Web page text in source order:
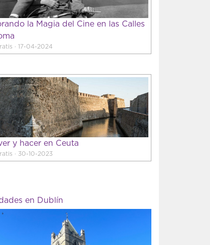
la Magia del Cine en las Calles
· 17-04-2024
y hacer en Ceuta
· 30-10-2023
en Dublín